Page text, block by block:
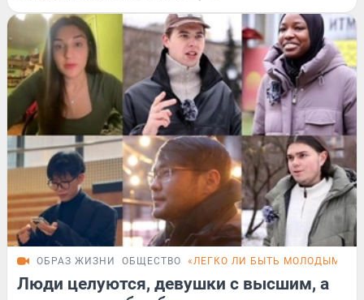
ОБРАЗ ЖИЗНИ ОБЩЕСТВО «ЛЕГКО ЛИ БЫТЬ МОЛОДЫМ»
Люди целуются, девушки с высшим, а